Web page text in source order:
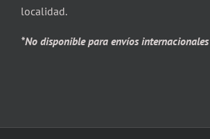
localidad.
*No disponible para envíos internacionales